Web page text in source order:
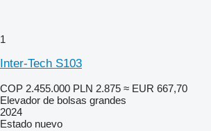
1
Inter-Tech S103
COP 2.455.000 PLN 2.875 ≈ EUR 667,70
Elevador de bolsas grandes
2024
Estado nuevo